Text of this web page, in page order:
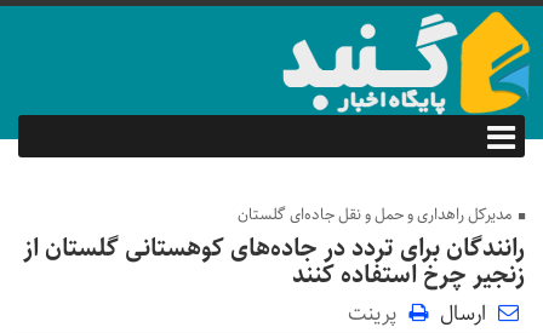
مدیرکل راهداری و حمل و نقل جاده‌ای گلستان
رانندگان برای تردد در جاده‌های کوهستانی گلستان از
زنجیر چرخ استفاده کنند
ارسال پرینت